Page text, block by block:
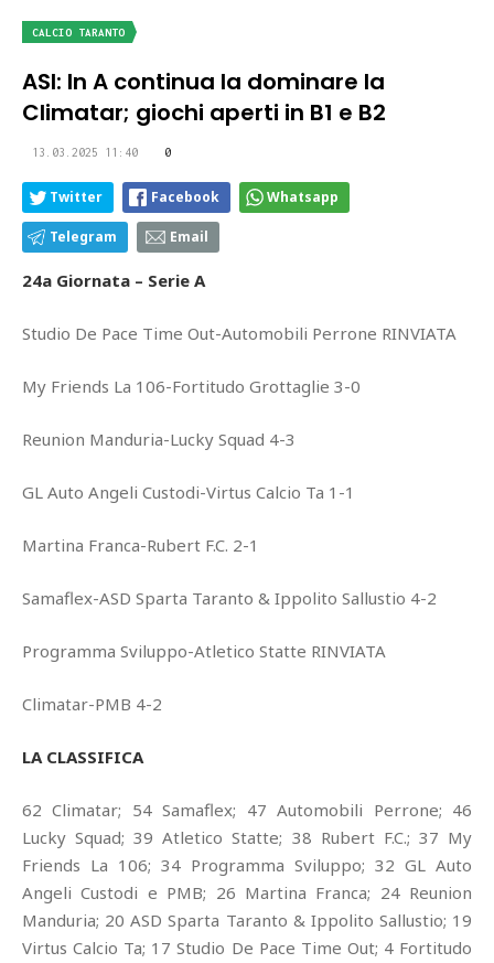
CALCIO TARANTO
ASI: In A continua la dominare la
Climatar; giochi aperti in B1 e B2
13.03.2025 11:40 0
Twitter Facebook Whatsapp
Telegram Email
24a Giornata – Serie A
Studio De Pace Time Out-Automobili Perrone RINVIATA
My Friends La 106-Fortitudo Grottaglie 3-0
Reunion Manduria-Lucky Squad 4-3
GL Auto Angeli Custodi-Virtus Calcio Ta 1-1
Martina Franca-Rubert F.C. 2-1
Samaflex-ASD Sparta Taranto & Ippolito Sallustio 4-2
Programma Sviluppo-Atletico Statte RINVIATA
Climatar-PMB 4-2
LA CLASSIFICA
62 Climatar; 54 Samaflex; 47 Automobili Perrone; 46
Lucky Squad; 39 Atletico Statte; 38 Rubert F.C.; 37 My
Friends La 106; 34 Programma Sviluppo; 32 GL Auto
Angeli Custodi e PMB; 26 Martina Franca; 24 Reunion
Manduria; 20 ASD Sparta Taranto & Ippolito Sallustio; 19
Virtus Calcio Ta; 17 Studio De Pace Time Out; 4 Fortitudo